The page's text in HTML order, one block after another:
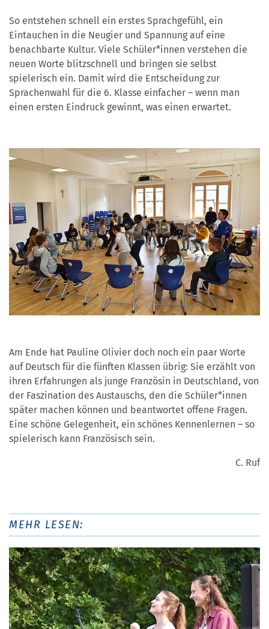
So entstehen schnell ein erstes Sprachgefühl, ein
Eintauchen in die Neugier und Spannung auf eine
benachbarte Kultur. Viele Schüler*innen verstehen die
neuen Worte blitzschnell und bringen sie selbst
spielerisch ein. Damit wird die Entscheidung zur
Sprachenwahl für die 6. Klasse einfacher – wenn man
einen ersten Eindruck gewinnt, was einen erwartet.
Am Ende hat Pauline Olivier doch noch ein paar Worte
auf Deutsch für die fünften Klassen übrig: Sie erzählt von
ihren Erfahrungen als junge Französin in Deutschland, von
der Faszination des Austauschs, den die Schüler*innen
später machen können und beantwortet offene Fragen.
Eine schöne Gelegenheit, ein schönes Kennenlernen – so
spielerisch kann Französisch sein.
C. Ruf
MEHR LESEN: